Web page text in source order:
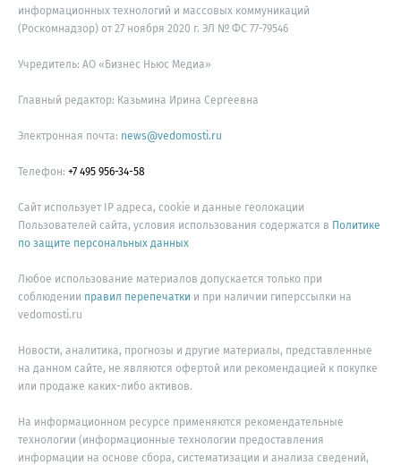
информационных технологий и массовых коммуникаций
(Роскомнадзор) от 27 ноября 2020 г. ЭЛ № ФС 77-79546
Учредитель: АО «Бизнес Ньюс Медиа»
Главный редактор: Казьмина Ирина Сергеевна
Электронная почта: news@vedomosti.ru
Телефон: +7 495 956-34-58
Сайт использует IP адреса, cookie и данные геолокации
Пользователей сайта, условия использования содержатся в Политике
по защите персональных данных
Любое использование материалов допускается только при
соблюдении правил перепечатки и при наличии гиперссылки на
vedomosti.ru
Новости, аналитика, прогнозы и другие материалы, представленные
на данном сайте, не являются офертой или рекомендацией к покупке
или продаже каких-либо активов.
На информационном ресурсе применяются рекомендательные
технологии (информационные технологии предоставления
информации на основе сбора, систематизации и анализа сведений,